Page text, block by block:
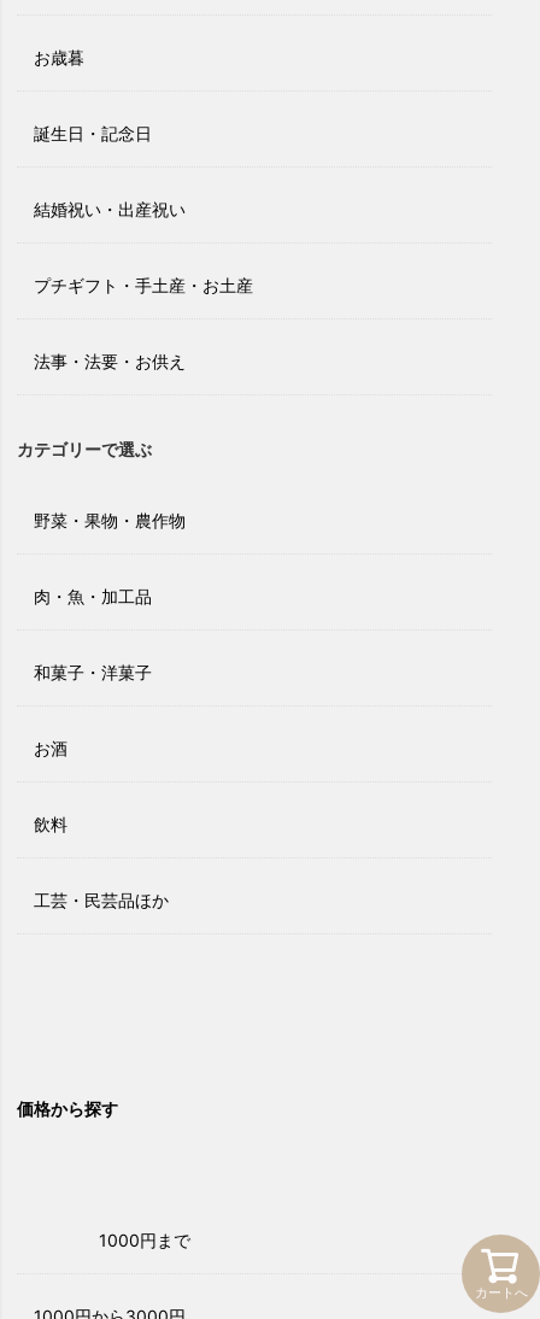
お歳暮
誕生日・記念日
結婚祝い・出産祝い
プチギフト・手土産・お土産
法事・法要・お供え
カテゴリーで選ぶ
野菜・果物・農作物
肉・魚・加工品
和菓子・洋菓子
お酒
飲料
工芸・民芸品ほか
価格から探す
1000円まで
カートへ